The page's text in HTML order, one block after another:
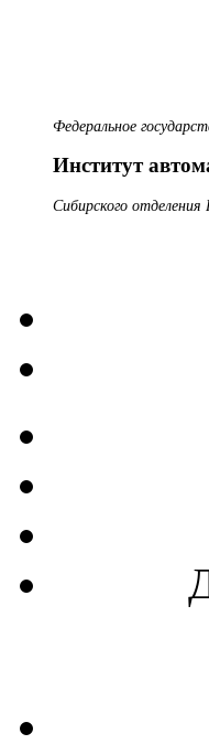
Федеральное
Институт
Сибирского отделения